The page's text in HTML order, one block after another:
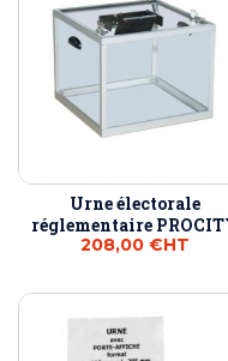
Urne électorale
réglementaire
208,00 €HT